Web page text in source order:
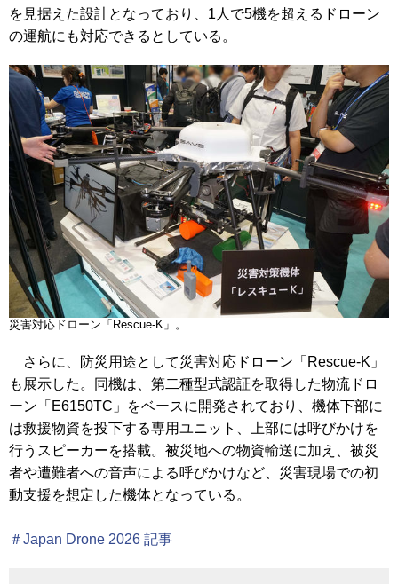
を見据えた設計となっており、1人で5機を超えるドローン
の運航にも対応できるとしている。
災害対応ドローン「Rescue-K」。
さらに、防災用途として災害対応ドローン「Rescue-K」
も展示した。同機は、第二種型式認証を取得した物流ドロ
ーン「E6150TC」をベースに開発されており、機体下部に
は救援物資を投下する専用ユニット、上部には呼びかけを
行うスピーカーを搭載。被災地への物資輸送に加え、被災
者や遭難者への音声による呼びかけなど、災害現場での初
動支援を想定した機体となっている。
＃Japan Drone 2026 記事